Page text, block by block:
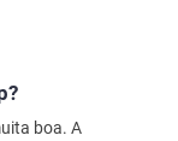
boa. A